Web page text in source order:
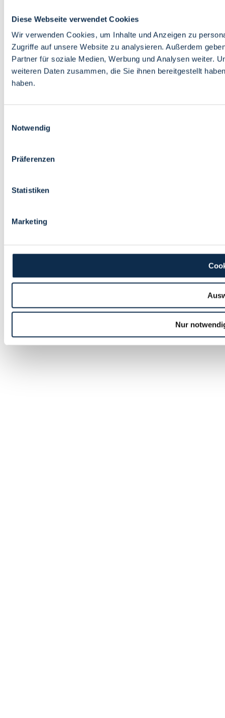
Diese Webseite verwendet Cookies
Wir verwenden Cookies, um Inhalte und Anzeigen zu
Zugriffe auf unsere Website zu analysieren. Außerdem
Partner für soziale Medien, Werbung und Analysen weiter.
weiteren Daten zusammen, die Sie ihnen bereitgestellt
haben.
Notwendig
Präferenzen
Statistiken
Marketing
Nur